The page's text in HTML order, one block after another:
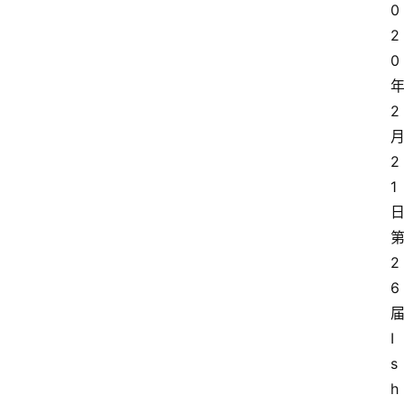
0
2
0
年
2
月
2
1
日
第
2
6
届
I
s
h